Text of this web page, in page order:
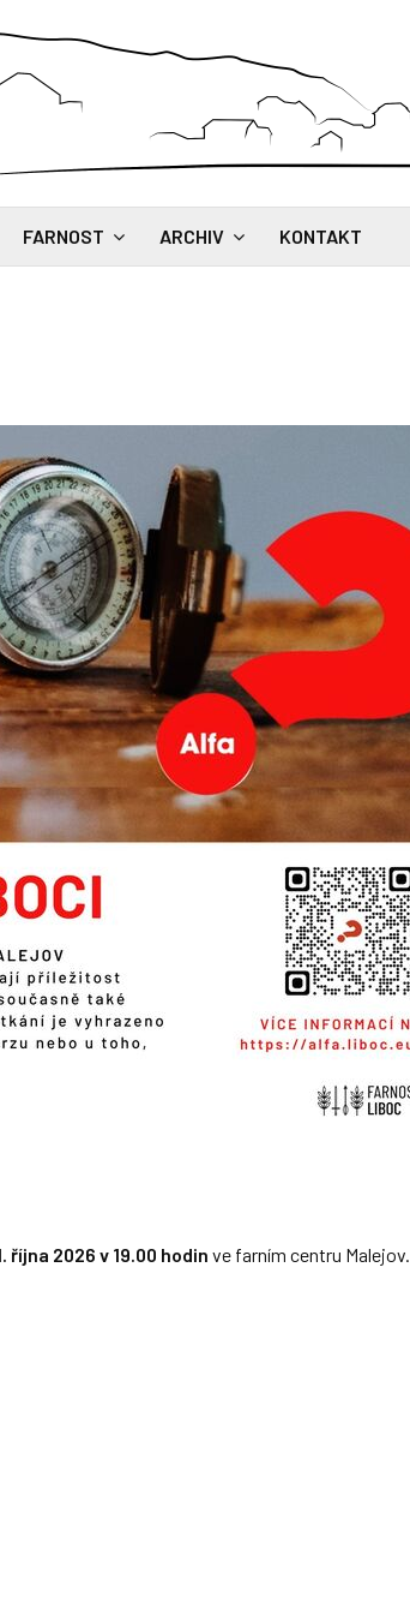
FARNOST ARCHIV KONTAKT
října 2026 v 19.00 hodin ve farním centru Malejov.